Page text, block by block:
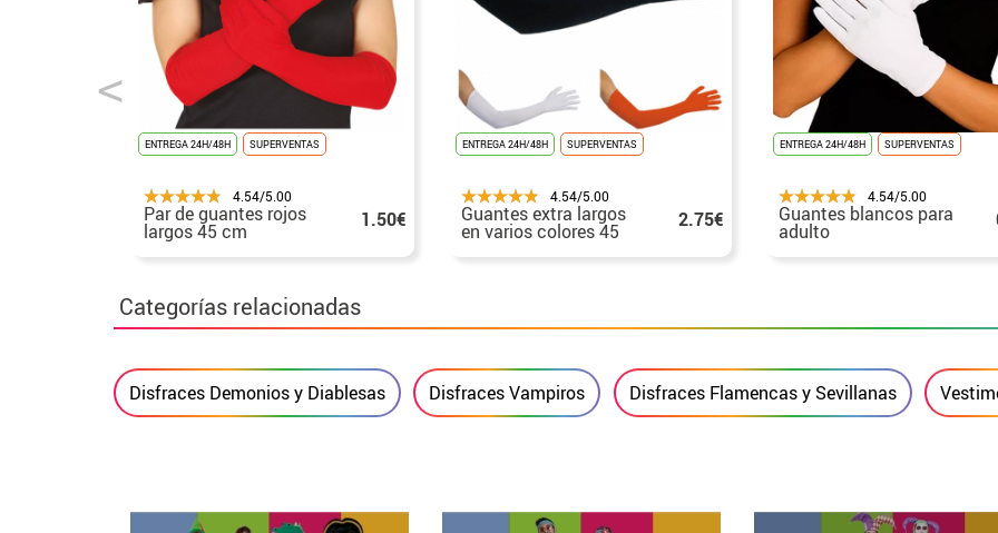
ENTREGA 24H/48H SUPERVENTAS
4.54/5.00
Par de guantes rojos
largos 45 cm 1.50€
ENTREGA 24H/48H SUPERVENTAS
4.54/5.00
Guantes extra largos
en varios colores 45 2.75€
ENTREGA 24H/48H SUPERVENTAS
4.54/5.00
Guantes blancos para
adulto
Categorías relacionadas
Disfraces Demonios y Diablesas Disfraces Vampiros Disfraces Flamencas y Sevillanas